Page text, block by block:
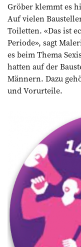
Gröber klemmt es
Auf vielen
Toiletten. «Das ist
Periode», sagt
es beim Thema
hatten auf der
Männern. Dazu
und Vorurteile.